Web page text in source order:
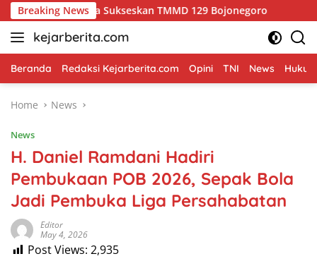
Skip
to
content
Breaking News
Sukseskan TMMD 129 Bojonegoro Merajut Asa
kejarberita.com
Beranda Redaksi Kejarberita.com Opini TNI News
Home News
News
H. Daniel Ramdani Hadiri
Pembukaan POB 2026, Sepak Bola
Jadi Pembuka Liga Persahabatan
Editor
May 4, 2026
Post Views: 2,935